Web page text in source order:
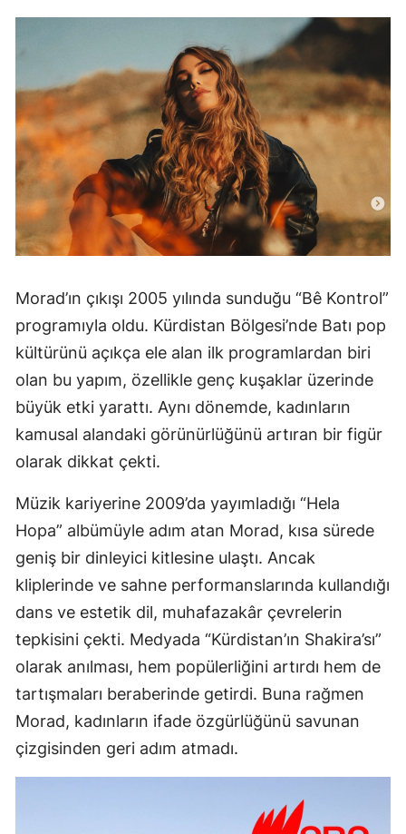
Morad’ın çıkışı 2005 yılında sunduğu “Bê Kontrol”
programıyla oldu. Kürdistan Bölgesi’nde Batı pop
kültürünü açıkça ele alan ilk programlardan biri
olan bu yapım, özellikle genç kuşaklar üzerinde
büyük etki yarattı. Aynı dönemde, kadınların
kamusal alandaki görünürlüğünü artıran bir figür
olarak dikkat çekti.
Müzik kariyerine 2009’da yayımladığı “Hela
Hopa” albümüyle adım atan Morad, kısa sürede
geniş bir dinleyici kitlesine ulaştı. Ancak
kliplerinde ve sahne performanslarında kullandığı
dans ve estetik dil, muhafazakâr çevrelerin
tepkisini çekti. Medyada “Kürdistan’ın Shakira’sı”
olarak anılması, hem popülerliğini artırdı hem de
tartışmaları beraberinde getirdi. Buna rağmen
Morad, kadınların ifade özgürlüğünü savunan
çizgisinden geri adım atmadı.